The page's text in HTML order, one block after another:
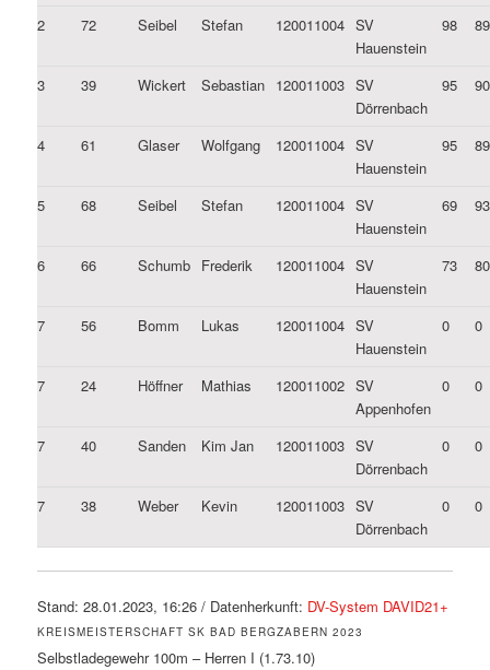
2 72 Seibel Stefan 120011004 SV
Hauenstein
98 89
3 39 Wickert Sebastian 120011003 SV
Dörrenbach
95 90
4 61 Glaser Wolfgang 120011004 SV
Hauenstein
95 89
5 68 Seibel Stefan 120011004 SV
Hauenstein
69 93
6 66 Schumb Frederik 120011004 SV
Hauenstein
73 80
7 56 Bomm Lukas 120011004 SV
Hauenstein
0 0
7 24 Höffner Mathias 120011002 SV
Appenhofen
0 0
7 40 Sanden Kim Jan 120011003 SV
Dörrenbach
0 0
7 38 Weber Kevin 120011003 SV
Dörrenbach
0 0
Stand: 28.01.2023, 16:26 / Datenherkunft: DV-System DAVID21+
KREISMEISTERSCHAFT SK BAD BERGZABERN 2023
Selbstladegewehr 100m – Herren I (1.73.10)